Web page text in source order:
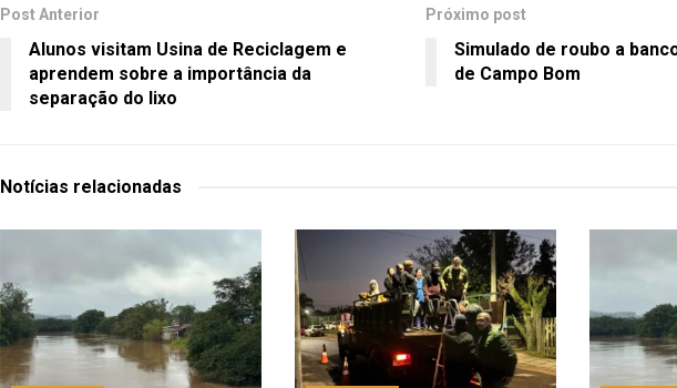
Post Anterior
Alunos visitam Usina de Reciclagem e
aprendem sobre a importância da
separação do lixo
Próximo post
Simulado de roubo a
de Campo Bom
Notícias relacionadas